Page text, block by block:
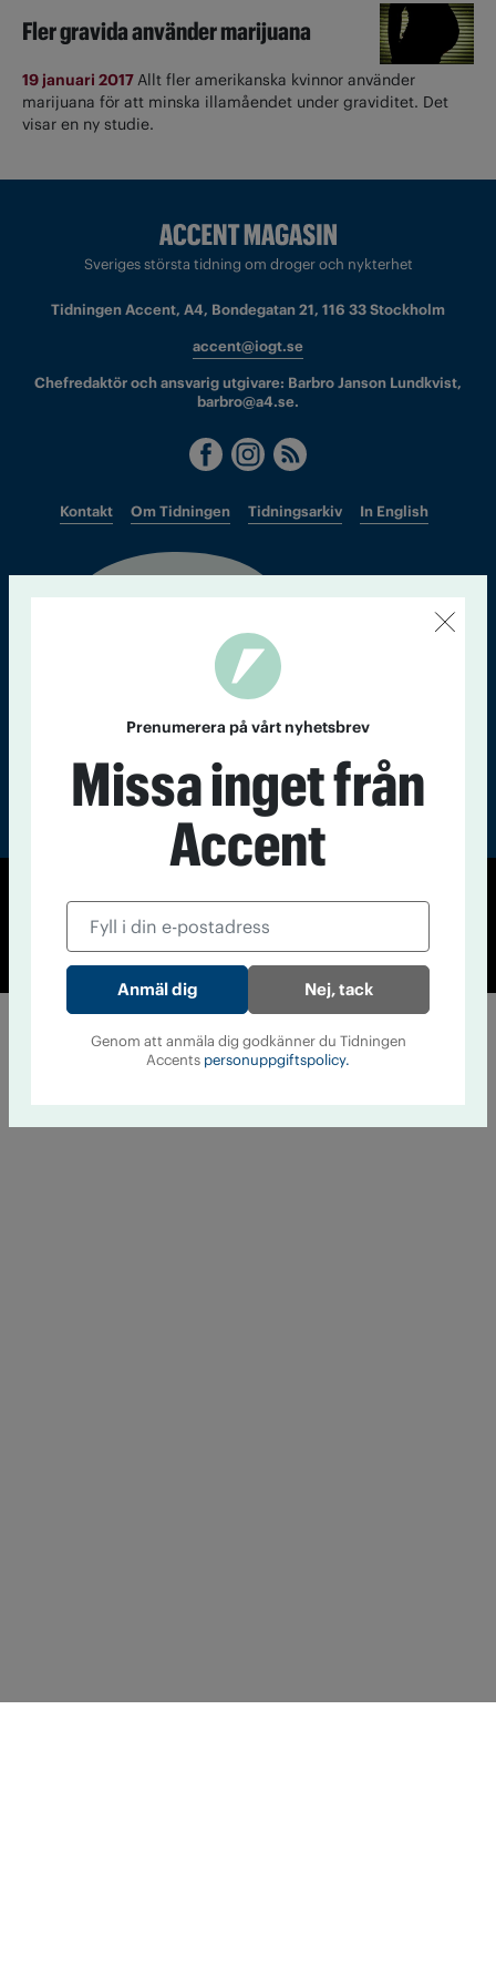
Fler gravida använder marijuana
19 januari 2017Allt fler amerikanska kvinnor använder
marijuana för att minska illamåendet under graviditet. Det
visar en ny studie.
Sveriges största tidning om droger och nykterhet
Tidningen Accent, A4, Bondegatan 21, 116 33 Stockholm
accent@iogt.se
Chefredaktör och ansvarig utgivare: Barbro Janson Lundkvist,
barbro@a4.se.
Kontakt Om Tidningen Tidningsarkiv In English
Läs tidigare
Cookiepolicy
Personuppgiftspolicy
Prenumerera på vårt nyhetsbrev
Missa inget från
Accent
Nej, tack
Genom att anmäla dig godkänner du Tidningen
Accents personuppgiftspolicy.